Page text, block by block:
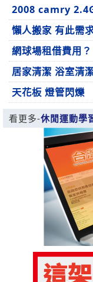
2008 camry
懶人搬家 有此需
網球場租借費用？
居家清潔 浴室清
天花板 燈管閃爍
看更多-休閒運動學